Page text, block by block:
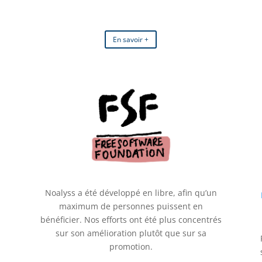
En savoir +
Noalyss a été développé en libre, afin qu’un
maximum de personnes puissent en
bénéficier. Nos efforts ont été plus concentrés
sur son amélioration plutôt que sur sa
promotion.